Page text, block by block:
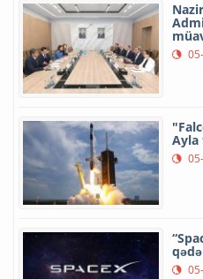
Ayla